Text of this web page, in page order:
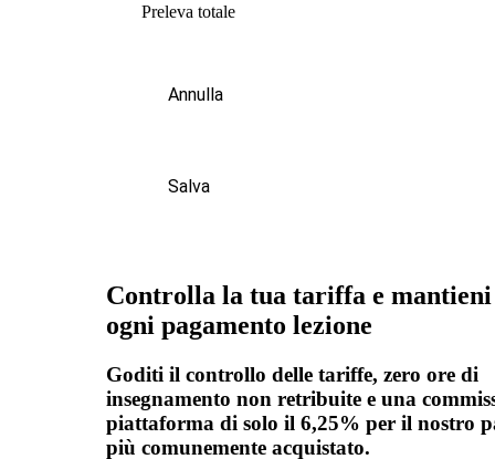
Preleva totale
Annulla
Salva
Controlla la tua tariffa e
ogni pagamento lezione
Goditi il controllo delle tariffe, zero ore di
insegnamento non retribuite e una
piattaforma di solo il 6,25% per il nostro
più comunemente acquistato.